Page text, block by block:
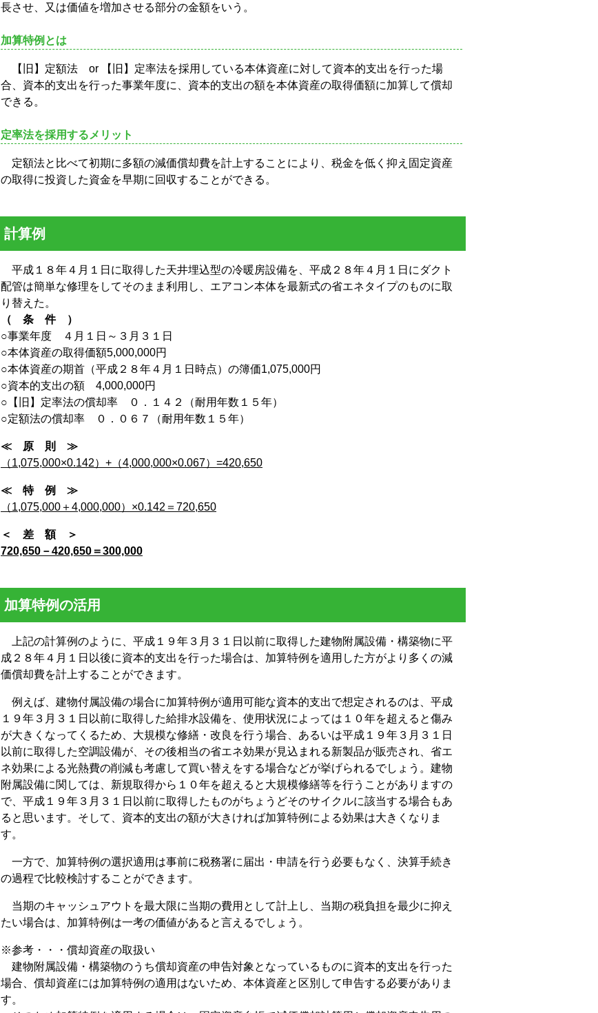
長させ、又は価値を増加させる部分の金額をいう。
加算特例とは
【旧】定額法 or
【旧】定率法を採用している本体資産に対して資本的支出を行った場
合、資本的支出を行った事業年度に、資本的支出の額を本体資産の取得価額に加算して償却
できる。
定率法を採用するメリット
定額法と比べて初期に多額の減価償却費を計上することにより、税金を低く抑え固定資産
の取得に投資した資金を早期に回収することができる。
計算例
平成１８年４月１日に取得した天井埋込型の冷暖房設備を、平成２８年４月１日にダクト
配管は簡単な修理をしてそのまま利用し、エアコン本体を最新式の省エネタイプのものに取
り替えた。
（ 条 件 ）
○事業年度 ４月１日～３月３１日
○本体資産の取得価額5,000,000円
○本体資産の期首（平成２８年４月１日時点）の簿価1,075,000円
○資本的支出の額 4,000,000円
○【旧】定率法の償却率 ０．１４２（耐用年数１５年）
○定額法の償却率 ０．０６７（耐用年数１５年）
≪ 原 則 ≫
（1,075,000×0.142）+（4,000,000×0.067）=420,650
≪ 特 例 ≫
（1,075,000＋4,000,000）×0.142＝720,650
＜ 差 額 ＞
720,650－420,650＝300,000
加算特例の活用
上記の計算例のように、平成１９年３月３１日以前に取得した建物附属設備・構築物に平
成２８年４月１日以後に資本的支出を行った場合は、加算特例を適用した方がより多くの減
価償却費を計上することができます。
例えば、建物付属設備の場合に加算特例が適用可能な資本的支出で想定されるのは、平成
１９年３月３１日以前に取得した給排水設備を、使用状況によっては１０年を超えると傷み
が大きくなってくるため、大規模な修繕・改良を行う場合、あるいは平成１９年３月３１日
以前に取得した空調設備が、その後相当の省エネ効果が見込まれる新製品が販売され、省エ
ネ効果による光熱費の削減も考慮して買い替えをする場合などが挙げられるでしょう。建物
附属設備に関しては、新規取得から１０年を超えると大規模修繕等を行うことがありますの
で、平成１９年３月３１日以前に取得したものがちょうどそのサイクルに該当する場合もあ
ると思います。そして、資本的支出の額が大きければ加算特例による効果は大きくなりま
す。
一方で、加算特例の選択適用は事前に税務署に届出・申請を行う必要もなく、決算手続き
の過程で比較検討することができます。
当期のキャッシュアウトを最大限に当期の費用として計上し、当期の税負担を最少に抑え
たい場合は、加算特例は一考の価値があると言えるでしょう。
※参考・・・償却資産の取扱い
建物附属設備・構築物のうち償却資産の申告対象となっているものに資本的支出を行った
場合、償却資産には加算特例の適用はないため、本体資産と区別して申告する必要がありま
す。